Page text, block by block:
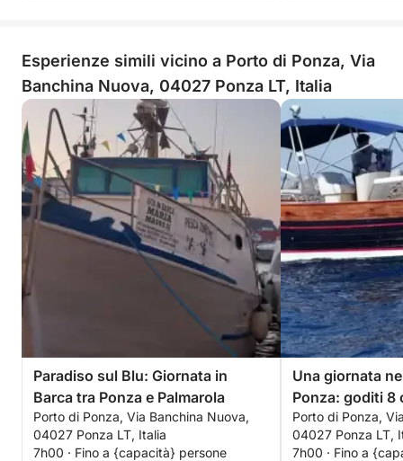
Esperienze simili vicino a Porto di Ponza, Via
Banchina Nuova, 04027 Ponza LT, Italia
Paradiso sul Blu: Giornata in
Barca tra Ponza e Palmarola
Porto di Ponza, Via Banchina Nuova,
04027 Ponza LT, Italia
7h00 · Fino a {capacità} persone
Una giornata
Ponza: goditi 8
esplorazione a
motoscafo.
Porto di Ponza,
04027 Ponza LT,
7h00 · Fino a